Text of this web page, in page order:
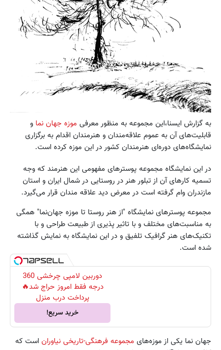
به گزارش ایسنا،این مجموعه به منظور معرفی موزه جهان نما و
قابلیت‌های آن به عموم علاقه‌مندان و هنرمندان اقدام به برگزاری
نمایشگاه‌های دوره‌ای هنرمندان کشور در این موزه کرده است.
در این نمایشگاه مجموعه پوسترهای مفهومی این هنرمند که وجه
تسمیه کارهای آن از تبلور هنر در روستایی در شمال ایران و استان
مازندران وام گرفته است در معرض دید علاقه مندان قرار می‌گیرد.
مجموعه پوسترهای نمایشگاه "از هنر روستا تا موزه جهان‌نما" همگی
به مناسبت‌های مختلف و با تاثیر پذیری از طبیعت طراحی و با
تکنیک‌های هنر گرافیک تلفیق و در این نمایشگاه به نمایش گذاشته
شده است.
دوربین لامپی چرخشی 360
درجه فقط امروز حراج شد🔥
پرداخت درب منزل
خرید سریع!
جهان نما یکی از موزه‌های مجموعه فرهنگی-تاریخی نیاوران است که